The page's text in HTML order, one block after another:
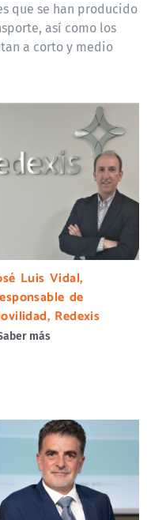
que se han producido
así como los
a corto y medio
Luis Vidal,
de
Redexis
más